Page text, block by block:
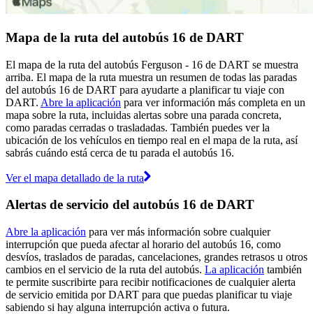
Mapa de la ruta del autobús 16 de DART
El mapa de la ruta del autobús Ferguson - 16 de DART se muestra
arriba. El mapa de la ruta muestra un resumen de todas las paradas
del autobús 16 de DART para ayudarte a planificar tu viaje con
DART. Abre la aplicación para ver información más completa en un
mapa sobre la ruta, incluidas alertas sobre una parada concreta,
como paradas cerradas o trasladadas. También puedes ver la
ubicación de los vehículos en tiempo real en el mapa de la ruta, así
sabrás cuándo está cerca de tu parada el autobús 16.
Ver el mapa detallado de la ruta
Alertas de servicio del autobús 16 de DART
Abre la aplicación para ver más información sobre cualquier
interrupción que pueda afectar al horario del autobús 16, como
desvíos, traslados de paradas, cancelaciones, grandes retrasos u otros
cambios en el servicio de la ruta del autobús. La aplicación también
te permite suscribirte para recibir notificaciones de cualquier alerta
de servicio emitida por DART para que puedas planificar tu viaje
sabiendo si hay alguna interrupción activa o futura.